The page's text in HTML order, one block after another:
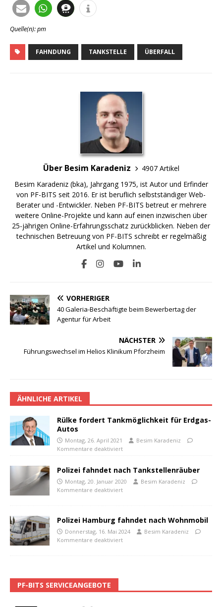
Quelle(n): pm
FAHNDUNG TANKSTELLE ÜBERFALL
Über Besim Karadeniz
4907 Artikel
Besim Karadeniz (bka), Jahrgang 1975, ist Autor und Erfinder
von PF-BITS seit 2016. Er ist beruflich selbstständiger Web-
Berater und -Entwickler. Neben PF-BITS betreut er mehrere
weitere Online-Projekte und kann auf einen inzwischen über
25-jährigen Online-Erfahrungsschatz zurückblicken. Neben der
technischen Betreuung von PF-BITS schreibt er regelmäßig
Artikel und Kolumnen.
VORHERIGER
40 Galeria-Beschäftigte beim Bewerbertag der
Agentur für Arbeit
NÄCHSTER
Führungswechsel im Helios Klinikum Pforzheim
ÄHNLICHE ARTIKEL
Rülke fordert Tankmöglichkeit für Erdgas-
Autos
Montag, 26. April 2021
Besim Karadeniz
Kommentare deaktiviert
Polizei fahndet nach Tankstellenräuber
Montag, 20. Januar 2020
Besim Karadeniz
Kommentare deaktiviert
Polizei Hamburg fahndet nach Wohnmobil
Donnerstag, 16. Mai 2024
Besim Karadeniz
Kommentare deaktiviert
PF-BITS SERVICEANGEBOTE